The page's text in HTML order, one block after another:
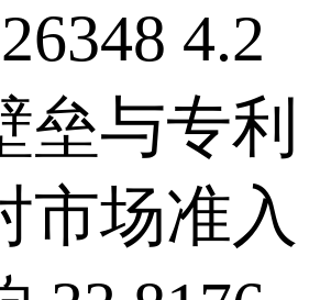
4.2
垒与专利
市场准入